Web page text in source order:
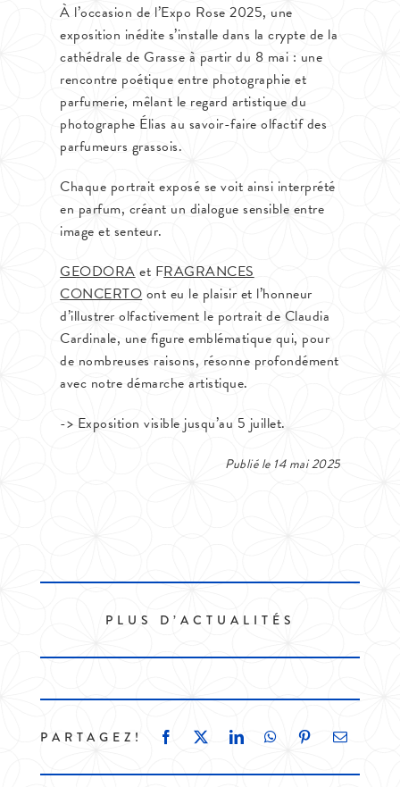
À l’occasion de l’Expo Rose 2025, une
exposition inédite s’installe dans la crypte de la
cathédrale de Grasse à partir du 8 mai : une
rencontre poétique entre photographie et
parfumerie, mêlant le regard artistique du
photographe Élias au savoir-faire olfactif des
parfumeurs grassois.
Chaque portrait exposé se voit ainsi interprété
en parfum, créant un dialogue sensible entre
image et senteur.
GEODORAet FRAGRANCES
CONCERTOont eu le plaisir et l’honneur
d’illustrer olfactivement le portrait de Claudia
Cardinale, une figure emblématique qui, pour
de nombreuses raisons, résonne profondément
avec notre démarche artistique.
-> Exposition visible jusqu’au 5 juillet.
Publié le 14 mai 2025
PLUS D’ACTUALITÉS
PARTAGEZ!